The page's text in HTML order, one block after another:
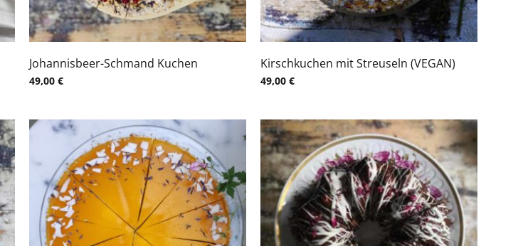
Johannisbeer-Schmand Kuchen
49,00 €
Kirschkuchen mit Streuseln (VEGAN)
49,00 €